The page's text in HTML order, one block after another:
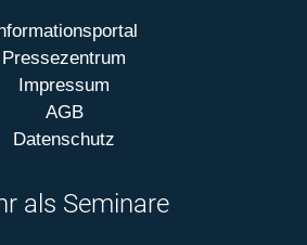
Pressezentrum
Impressum
AGB
Datenschutz
als Seminare